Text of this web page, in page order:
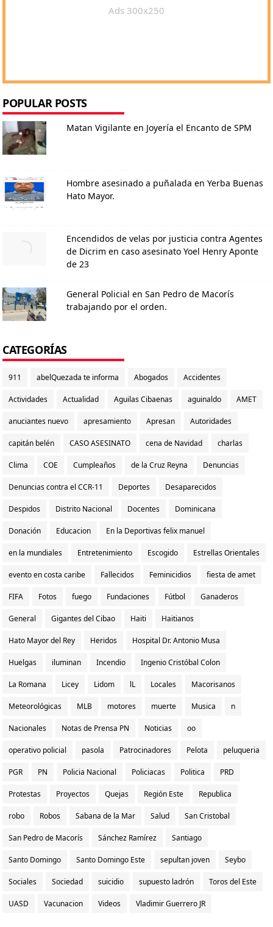
Ads 300x250
POPULAR POSTS
Matan Vigilante en Joyería el Encanto de SPM
Hombre asesinado a puñalada en Yerba Buenas
Hato Mayor.
Encendidos de velas por justicia contra Agentes
de Dicrim en caso asesinato Yoel Henry Aponte
de 23
General Policial en San Pedro de Macorís
trabajando por el orden.
CATEGORÍAS
911 abelQuezada te informa Abogados Accidentes
Actividades Actualidad Aguilas Cibaenas aguinaldo AMET
anuciantes nuevo apresamiento Apresan Autoridades
capitán belén CASO ASESINATO cena de Navidad charlas
Clima COE Cumpleaños de la Cruz Reyna Denuncias
Denuncias contra el CCR-11 Deportes Desaparecidos
Despidos Distrito Nacional Docentes Dominicana
Donación Educacion En la Deportivas felix manuel
en la mundiales Entretenimiento Escogido Estrellas Orientales
evento en costa caribe Fallecidos Feminicidios fiesta de amet
FIFA Fotos fuego Fundaciones Fútbol Ganaderos
General Gigantes del Cibao Haiti Haitianos
Hato Mayor del Rey Heridos Hospital Dr. Antonio Musa
Huelgas iluminan Incendio Ingenio Cristóbal Colon
La Romana Licey Lidom lL Locales Macorisanos
Meteorológicas MLB motores muerte Musica n
Nacionales Notas de Prensa PN Noticias oo
operativo policial pasola Patrocinadores Pelota peluqueria
PGR PN Policia Nacional Policiacas Politica PRD
Protestas Proyectos Quejas Región Este Republica
robo Robos Sabana de la Mar Salud San Cristobal
San Pedro de Macorís Sánchez Ramírez Santiago
Santo Domingo Santo Domingo Este sepultan joven Seybo
Sociales Sociedad suicidio supuesto ladrón Toros del Este
UASD Vacunacion Videos Vladimir Guerrero JR